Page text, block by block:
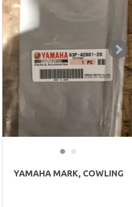
YAMAHA MARK, COWLING